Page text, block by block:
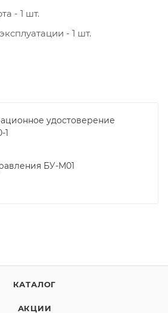
- 1 шт.
- 1 шт.
удостоверение
1
БУ-М01
КАТАЛОГ
АКЦИИ